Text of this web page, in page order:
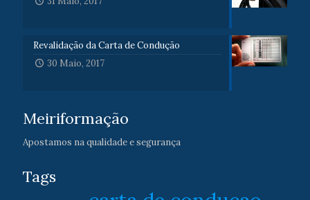
Revalidação da Carta de Condução
30 Maio, 2017
Meiriformação
Apostamos na qualidade e segurança
Tags